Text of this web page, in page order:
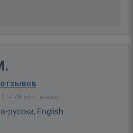
отзывов
ч. 48 мин. назад
русски, English